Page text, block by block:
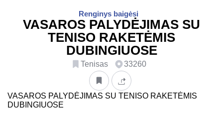
Renginys baigėsi
VASAROS PALYDĖJIMAS SU
TENISO RAKETĖMIS
DUBINGIUOSE
Tenisas 33260
VASAROS PALYDĖJIMAS SU TENISO RAKETĖMIS
DUBINGIUOSE